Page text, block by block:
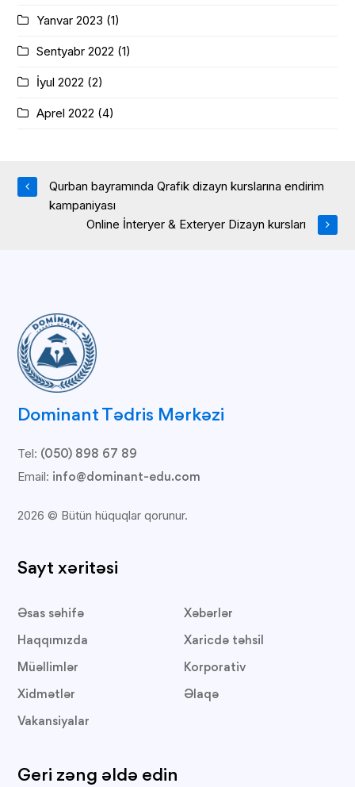
Yanvar 2023 (1)
Sentyabr 2022 (1)
İyul 2022 (2)
Aprel 2022 (4)
Qurban bayramında Qrafik dizayn kurslarına endirim
kampaniyası
Online İnteryer & Exteryer Dizayn kursları
Dominant Tədris Mərkəzi
Tel: (050) 898 67 89
Email: info@dominant-edu.com
2026 © Bütün hüquqlar qorunur.
Sayt xəritəsi
Əsas səhifə
Haqqımızda
Müəllimlər
Xidmətlər
Vakansiyalar
Xəbərlər
Xaricdə təhsil
Korporativ
Əlaqə
Geri zəng əldə edin